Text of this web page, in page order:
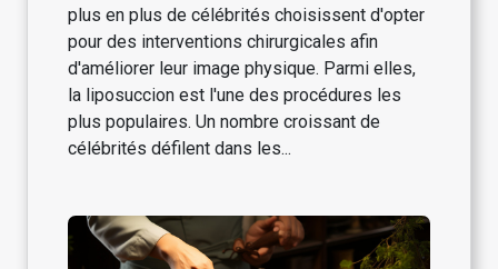
plus en plus de célébrités choisissent d'opter
pour des interventions chirurgicales afin
d'améliorer leur image physique. Parmi elles,
la liposuccion est l'une des procédures les
plus populaires. Un nombre croissant de
célébrités défilent dans les...